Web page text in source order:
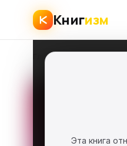
Книгизм
Эта книга
Главная